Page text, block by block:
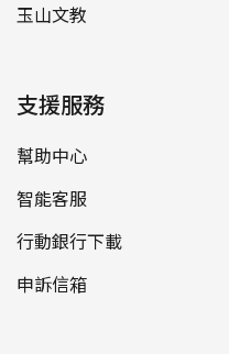
玉山文教
支援服務
幫助中心
智能客服
行動銀行下載
申訴信箱